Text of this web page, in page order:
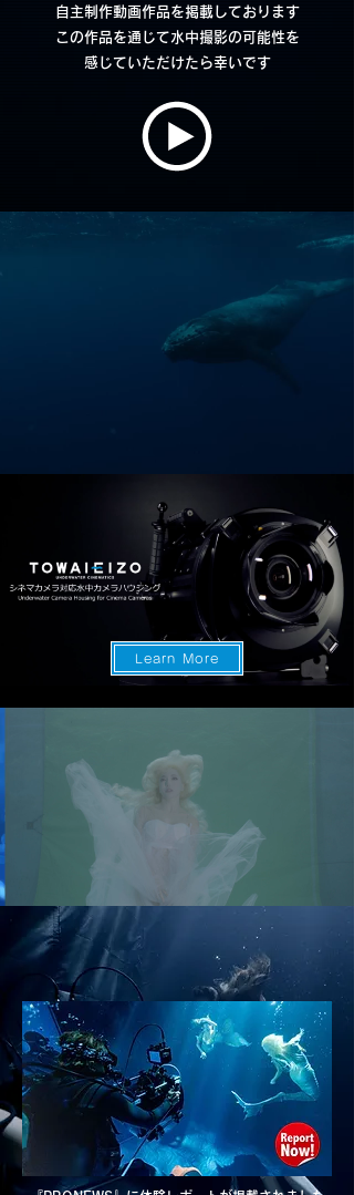
自主制作動画作品を掲載しております
この作品を通じて水中撮影の可能性を
感じていただけたら幸いです
水中世界へ冒険してみませんか？
Learn More
水中でもグリーンバック撮影が可能です
水中撮影無料体験会
2024年12月12日 木曜日 開催